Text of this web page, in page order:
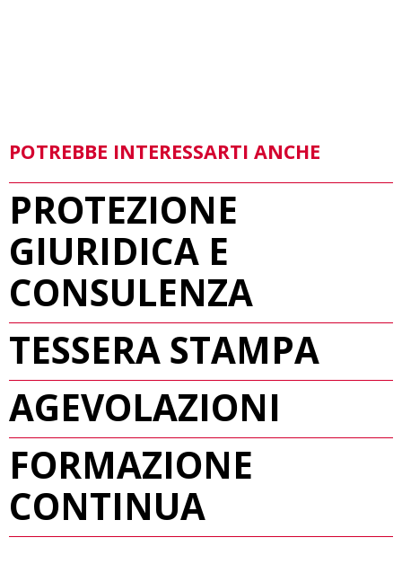
POTREBBE INTERESSARTI ANCHE
PROTEZIONE
GIURIDICA E
CONSULENZA
TESSERA STAMPA
AGEVOLAZIONI
FORMAZIONE
CONTINUA